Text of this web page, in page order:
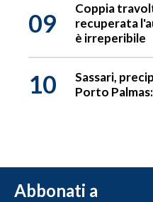
09
Coppia
recuperata
è irreperibile
10
Sassari,
Porto
Abbonati a